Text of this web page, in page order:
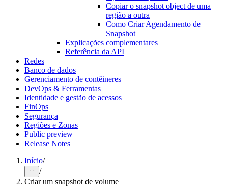
Copiar o snapshot object de uma
região a outra
Como Criar Agendamento de
Snapshot
Explicações complementares
Referência da API
Redes
Banco de dados
Gerenciamento de contêineres
DevOps & Ferramentas
Identidade e gestão de acessos
FinOps
Segurança
Regiões e Zonas
Public preview
Release Notes
Início/
/
Criar um snapshot de volume